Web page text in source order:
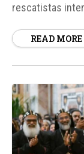
rescatistas
vicecanciller
READ MORE